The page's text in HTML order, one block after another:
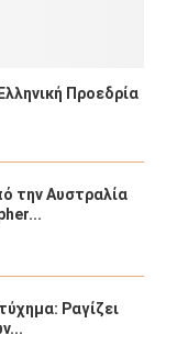
Προεδρία
την Αυστραλία
Ραγίζει